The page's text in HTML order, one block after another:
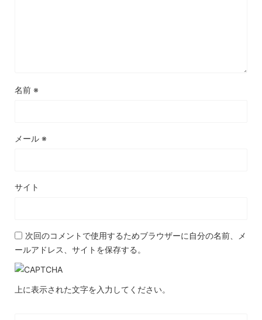
名前 ※
メール ※
サイト
次回のコメントで使用するためブラウザーに自分の名前、メ
ールアドレス、サイトを保存する。
上に表示された文字を入力してください。